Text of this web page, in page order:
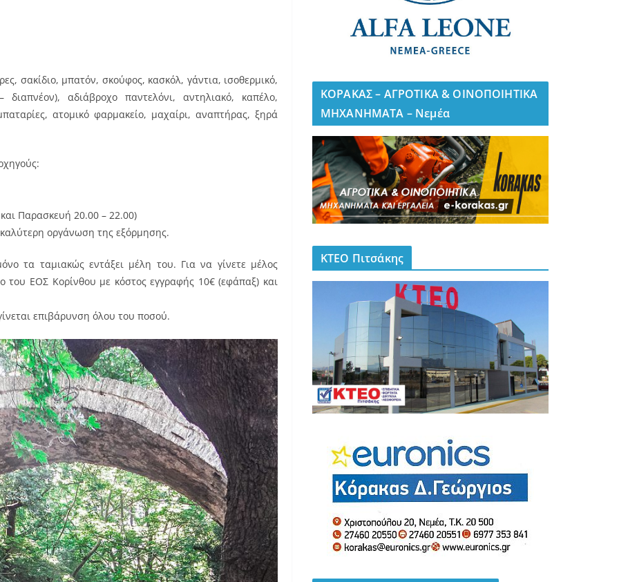
σακίδιο, μπατόν, σκούφος, κασκόλ, γάντια, ισοθερμικό,
αδιάβροχο παντελόνι, αντηλιακό, καπέλο,
ατομικό φαρμακείο, μαχαίρι, αναπτήρας, ξηρά
Παρασκευή 20.00 – 22.00)
οργάνωση της εξόρμησης.
τα ταμιακώς εντάξει μέλη του. Για να γίνετε μέλος
του ΕΟΣ Κορίνθου με κόστος εγγραφής 10€ (εφάπαξ) και
επιβάρυνση όλου του ποσού.
ΚΟΡΑΚΑΣ – ΑΓΡΟΤΙΚΑ & ΟΙΝΟΠΟΙΗΤΙΚΑ
ΜΗΧΑΝΗΜΑΤΑ – Νεμέα
ΚΤΕΟ Πιτσάκης